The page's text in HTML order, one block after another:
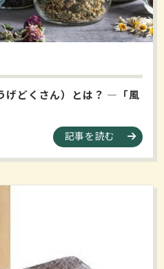
げどくさん）とは？ ―「風
記事を読む